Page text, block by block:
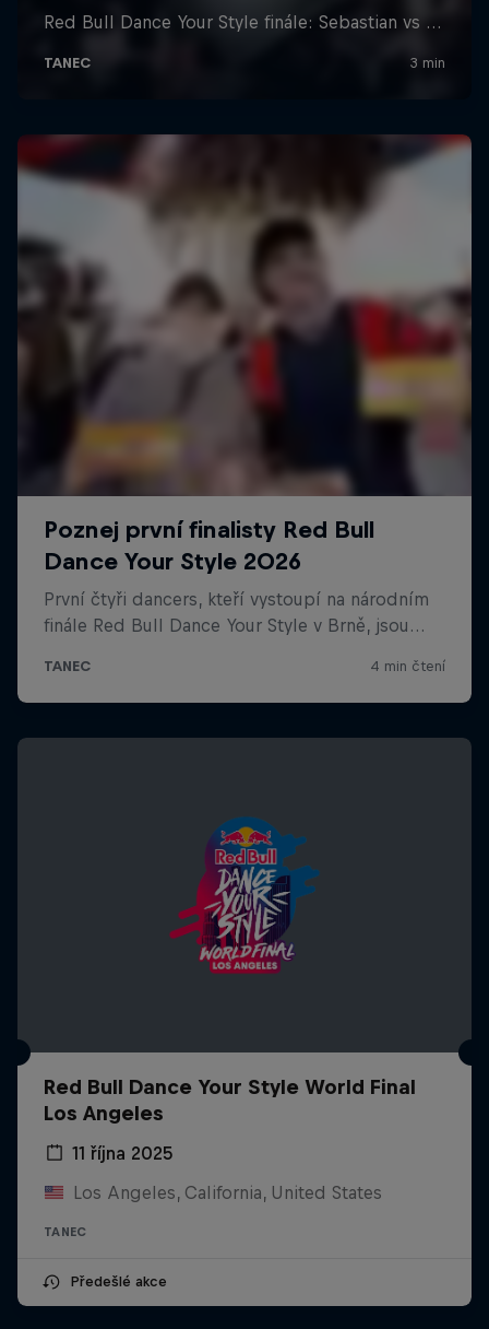
Red Bull Dance Your Style World Final
Los Angeles
11 října 2025
Los Angeles, California, United States
TANEC
Předešlé akce